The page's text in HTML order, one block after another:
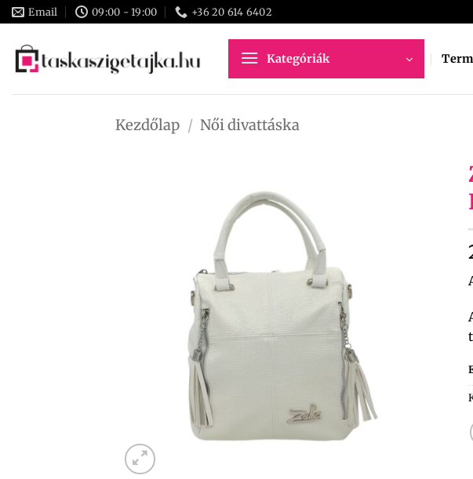
Skip
to
content
Email 09:00 - 19:00 +36 20 614 6402
Kategóriák
Kezdőlap / Női divattáska